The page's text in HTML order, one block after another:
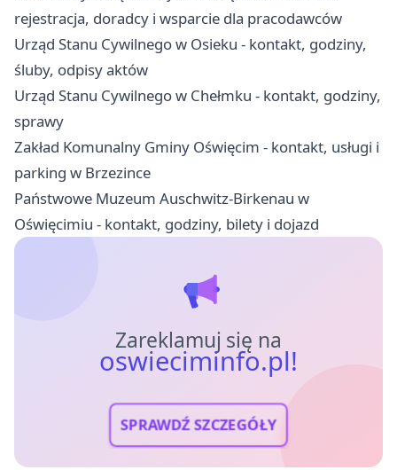
rejestracja, doradcy i wsparcie dla pracodawców
Urząd Stanu Cywilnego w Osieku - kontakt, godziny,
śluby, odpisy aktów
Urząd Stanu Cywilnego w Chełmku - kontakt, godziny,
sprawy
Zakład Komunalny Gminy Oświęcim - kontakt, usługi i
parking w Brzezince
Państwowe Muzeum Auschwitz-Birkenau w
Oświęcimiu - kontakt, godziny, bilety i dojazd
Zareklamuj się na
oswieciminfo.pl!
SPRAWDŹ SZCZEGÓŁY